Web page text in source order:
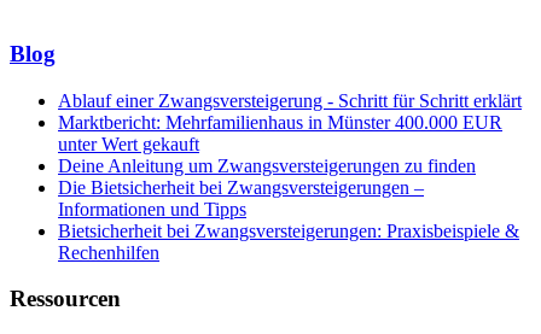
Blog
Ablauf einer Zwangsversteigerung - Schritt für Schritt erklärt
Marktbericht: Mehrfamilienhaus in Münster 400.000 EUR
unter Wert gekauft
Deine Anleitung um Zwangsversteigerungen zu finden
Die Bietsicherheit bei Zwangsversteigerungen –
Informationen und Tipps
Bietsicherheit bei Zwangsversteigerungen: Praxisbeispiele &
Rechenhilfen
Ressourcen